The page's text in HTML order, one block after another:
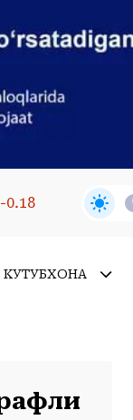
-0.18
КУТУБХОНА